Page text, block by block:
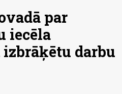
par
iecēla
darbu